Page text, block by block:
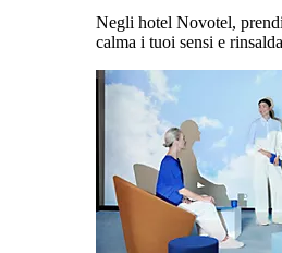
Negli hotel Novotel,
calma i tuoi sensi e